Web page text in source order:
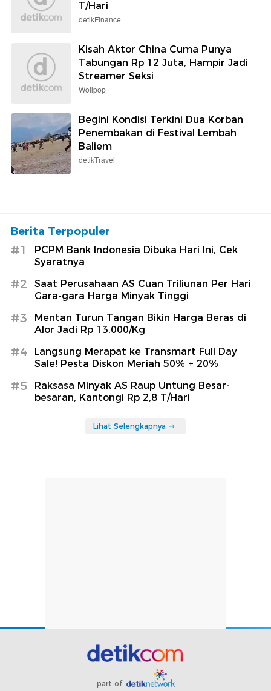
T/Hari
detikFinance
Kisah Aktor China Cuma Punya
Tabungan Rp 12 Juta, Hampir Jadi
Streamer Seksi
Wolipop
Begini Kondisi Terkini Dua Korban
Penembakan di Festival Lembah
Baliem
detikTravel
Berita Terpopuler
#1
PCPM Bank Indonesia Dibuka Hari Ini, Cek
Syaratnya
#2
Saat Perusahaan AS Cuan Triliunan Per Hari
Gara-gara Harga Minyak Tinggi
#3
Mentan Turun Tangan Bikin Harga Beras di
Alor Jadi Rp 13.000/Kg
#4
Langsung Merapat ke Transmart Full Day
Sale! Pesta Diskon Meriah 50% + 20%
#5
Raksasa Minyak AS Raup Untung Besar-
besaran, Kantongi Rp 2,8 T/Hari
Lihat Selengkapnya
part of